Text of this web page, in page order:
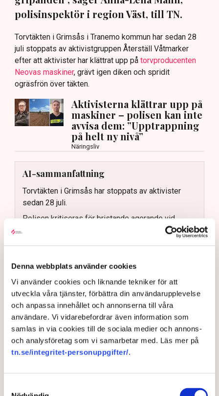
Denna webbplats använder cookies
Vi använder cookies och liknande tekniker för att
utveckla våra tjänster, förbättra din användarupplevelse
och anpassa innehållet och annonserna till våra
användare. Vi vidarebefordrar även information som
samlas in via cookies till de sociala medier och annons-
och analysföretag som vi samarbetar med. Läs mer på
tn.se/integritet-personuppgifter/.
polisinspektör i region Väst, till TN.
Torvtäkten i Grimsås i Tranemo kommun har sedan 28
juli stoppats av aktivistgruppen Återställ Våtmarker
efter att aktivister har klättrat upp på torvproducenten
Neovas maskiner, grävt igen diken och spridit
ogräsfrön över täkten.
Aktivisterna klättrar upp på
maskiner – polisen kan inte
avvisa dem: ”Upptrappning
på helt ny nivå”
Näringsliv
AI-sammanfattning
Torvtäkten i Grimsås har stoppats av aktivister
sedan 28 juli.
Polisen kritiseras för bristande agerande vid
Polisinspektör Anna-Lena Mann förklarar polisens
40 personer misstänks med cirka 120
brottsmisstankar kopplade.
Polisen använder drönare och uniformerad polis
för att dokumentera bevis.
Samtidigt är polisarbetet komplext när det gäller
att navigera juridiska rättigheter och gränser.
Läs mer
Polisen, som befinner sig på plats, kritiseras för att inte
agera tillräckligt då aktionerna kan fortgå för öppen ridå.
Rickard Axdorff på Svensk Torv, anser att polisens
resurserinte är tillräckligaför att skydda verksamheten